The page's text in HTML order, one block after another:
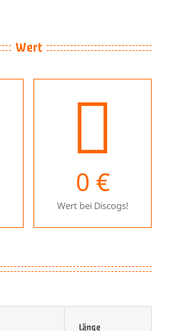
Wert
0 €
Wert bei Discogs!
Länge